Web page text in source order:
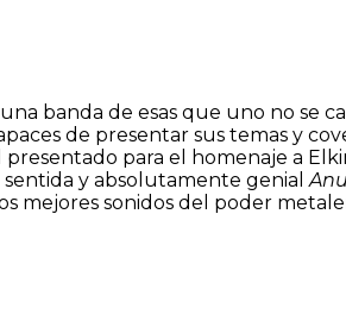
banda de esas que uno no se
de presentar sus temas y
para el homenaje a
sentida y absolutamente genial
mejores sonidos del poder